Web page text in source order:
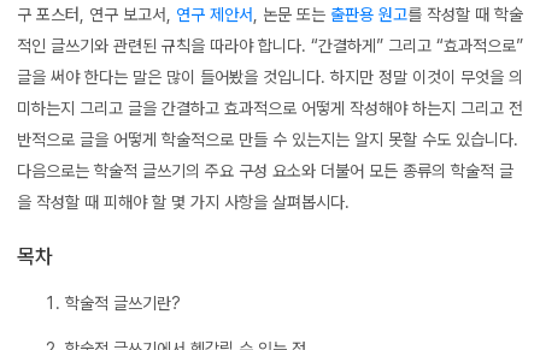
구 포스터, 연구 보고서, 연구 제안서 , 논문 또는 출판용 원고를 작성할 때 학술
적인 글쓰기와 관련된 규칙을 따라야 합니다. “간결하게” 그리고 “효과적으로”
글을 써야 한다는 말은 많이 들어봤을 것입니다. 하지만 정말 이것이 무엇을 의
미하는지 그리고 글을 간결하고 효과적으로 어떻게 작성해야 하는지 그리고 전
반적으로 글을 어떻게 학술적으로 만들 수 있는지는 알지 못할 수도 있습니다.
다음으로는 학술적 글쓰기의 주요 구성 요소와 더불어 모든 종류의 학술적 글
을 작성할 때 피해야 할 몇 가지 사항을 살펴봅시다.
목차
학술적 글쓰기란?